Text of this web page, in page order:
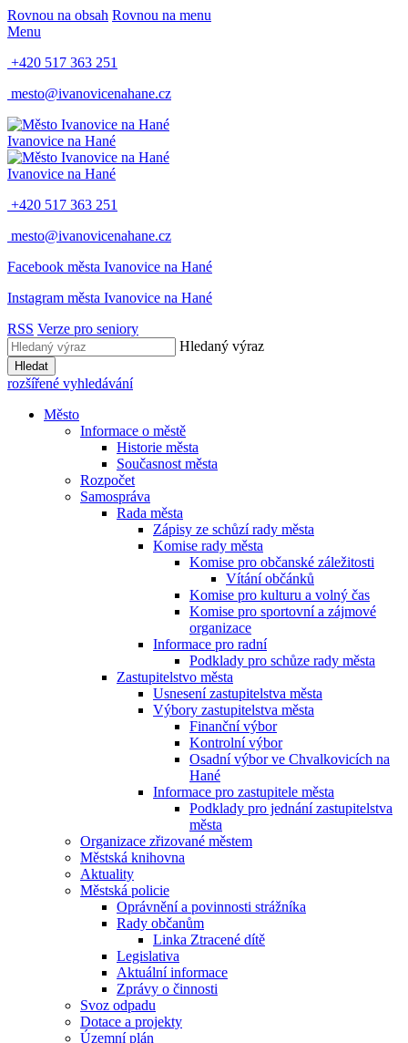
Rovnou na obsah Rovnou na menu
Menu
+420 517 363 251
mesto@ivanovicenahane.cz
Ivanovice na Hané
Ivanovice na Hané
+420 517 363 251
mesto@ivanovicenahane.cz
Facebook města Ivanovice na Hané
Instagram města Ivanovice na Hané
RSS Verze pro seniory
Hledaný výraz
Hledat
rozšířené vyhledávání
Město
Informace o městě
Historie města
Současnost města
Rozpočet
Samospráva
Rada města
Zápisy ze schůzí rady města
Komise rady města
Komise pro občanské záležitosti
Vítání občánků
Komise pro kulturu a volný čas
Komise pro sportovní a zájmové
organizace
Informace pro radní
Podklady pro schůze rady města
Zastupitelstvo města
Usnesení zastupitelstva města
Výbory zastupitelstva města
Finanční výbor
Kontrolní výbor
Osadní výbor ve Chvalkovicích na
Hané
Informace pro zastupitele města
Podklady pro jednání zastupitelstva
města
Organizace zřizované městem
Městská knihovna
Aktuality
Městská policie
Oprávnění a povinnosti strážníka
Rady občanům
Linka Ztracené dítě
Legislativa
Aktuální informace
Zprávy o činnosti
Svoz odpadu
Dotace a projekty
Územní plán